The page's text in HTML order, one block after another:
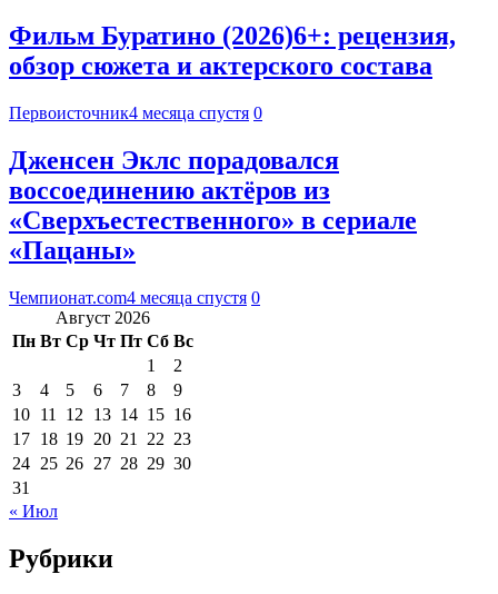
Фильм Буратино (2026)6+: рецензия,
обзор сюжета и актерского состава
Первоисточник4 месяца спустя 0
Дженсен Эклс порадовался
воссоединению актёров из
«Сверхъестественного» в сериале
«Пацаны»
Чемпионат.com4 месяца спустя 0
Август 2026
Пн Вт Ср Чт Пт Сб Вс
1
2
3
4 5 6 7 8
9
10 11 12 13 14 15 16
17 18 19 20 21 22 23
24 25 26 27 28 29 30
31
« Июл
Рубрики